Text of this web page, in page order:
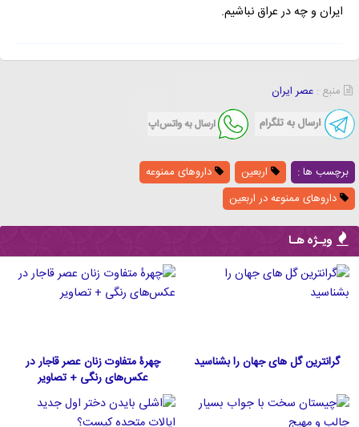
ایران و چه در عراق نباشیم.
منبع : عصر ایران
برچسب ها : اربعین
داروهای ممنوعه
داروهای ممنوعه در اربعین
ویـژه هـا
گرانترین گل های جهان را بشناسید
چهرۀ متفاوت زنان عصر قاجار در
عکس‌های رنگی + تصاویر